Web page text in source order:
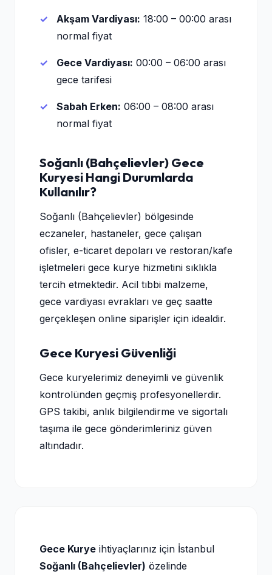
Akşam Vardiyası: 18:00 – 00:00 arası
normal fiyat
Gece Vardiyası: 00:00 – 06:00 arası
gece tarifesi
Sabah Erken: 06:00 – 08:00 arası
normal fiyat
Soğanlı (Bahçelievler) Gece
Kuryesi Hangi Durumlarda
Kullanılır?
Soğanlı (Bahçelievler) bölgesinde
eczaneler, hastaneler, gece çalışan
ofisler, e-ticaret depoları ve restoran/kafe
işletmeleri gece kurye hizmetini sıklıkla
tercih etmektedir. Acil tıbbi malzeme,
gece vardiyası evrakları ve geç saatte
gerçekleşen online siparişler için idealdir.
Gece Kuryesi Güvenliği
Gece kuryelerimiz deneyimli ve güvenlik
kontrolünden geçmiş profesyonellerdir.
GPS takibi, anlık bilgilendirme ve sigortalı
taşıma ile gece gönderimleriniz güven
altındadır.
Gece Kurye ihtiyaçlarınız için İstanbul
Soğanlı (Bahçelievler) özelinde